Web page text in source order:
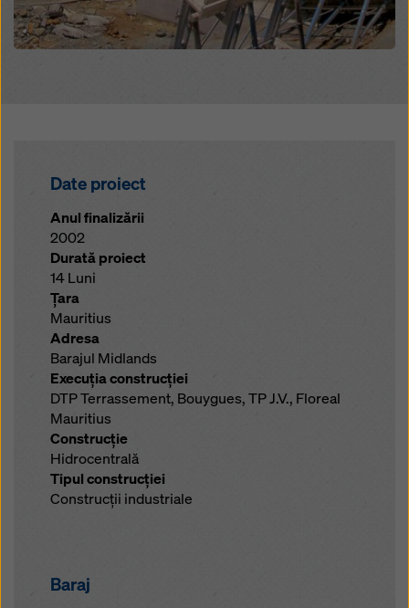
Date proiect
Anul finalizării
2002
Durată proiect
14 Luni
Ţara
Mauritius
Adresa
Barajul Midlands
Execuţia construcţiei
DTP Terrassement, Bouygues, TP J.V., Floreal
Mauritius
Construcţie
Hidrocentrală
Tipul construcţiei
Construcţii industriale
Baraj